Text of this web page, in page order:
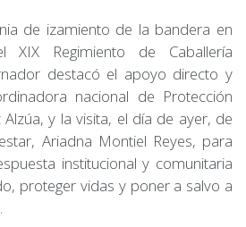
de izamiento de la bandera en
XIX Regimiento de Caballería
destacó el apoyo directo y
nacional de Protección
Alzúa, y la visita, el día de ayer, de
Ariadna Montiel Reyes, para
institucional y comunitaria
proteger vidas y poner a salvo a